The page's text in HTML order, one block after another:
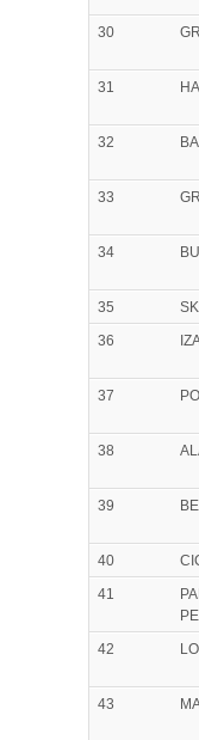
30
31
32
33
34
35
36
37
38
39
40
41
42
43